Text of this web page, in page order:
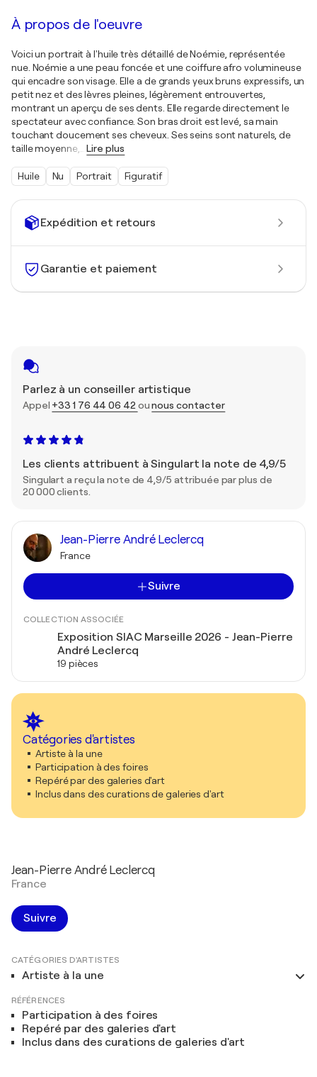
Expédition et retours
Garantie et paiement
Parlez à un conseiller artistique
Appel +33 1 76 44 06 42ounous contacter
Les clients attribuent à Singulart la note de 4,9/5
Singulart a reçu la note de 4,9/5 attribuée par plus de
20 000 clients.
Jean-Pierre André Leclercq
France
Suivre
COLLECTION ASSOCIÉE
Exposition SIAC Marseille 2026 - Jean-Pierre
André Leclercq
19 pièces
Catégories d'artistes
Artiste à la une
Participation à des foires
Repéré par des galeries d'art
Inclus dans des curations de galeries d'art
À propos de l'oeuvre
Voici un portrait à l'huile très détaillé de Noémie, représentée
nue. Noémie a une peau foncée et une coiffure afro volumineuse
qui encadre son visage. Elle a de grands yeux bruns expressifs, un
petit nez et des lèvres pleines, légèrement entrouvertes,
montrant un aperçu de ses dents. Elle regarde directement le
spectateur avec confiance. Son bras droit est levé, sa main
touchant doucement ses cheveux. Ses seins sont naturels, de
taille moyenne,… Lire plus
Huile Nu Portrait Figuratif
Jean-Pierre André Leclercq
France
Suivre
CATÉGORIES D'ARTISTES
Artiste à la une
RÉFÉRENCES
Participation à des foires
Repéré par des galeries d'art
Inclus dans des curations de galeries d'art